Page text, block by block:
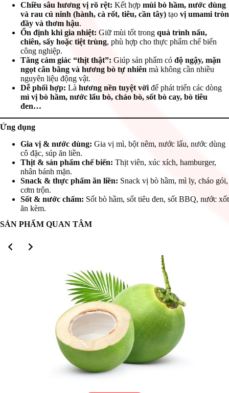
Chiều sâu hương vị rõ rệt: Kết hợp mùi bò hầm, nước dùng
và rau củ ninh (hành, cà rốt, tiêu, cần tây) tạo vị umami tròn
đầy và thơm hậu.
Ổn định khi gia nhiệt: Giữ mùi tốt trong quá trình nấu,
chiên, sấy hoặc tiệt trùng, phù hợp cho thực phẩm chế biến
công nghiệp.
Tăng cảm giác “thịt thật”: Giúp sản phẩm có độ ngậy, mặn
ngọt cân bằng và hương bò tự nhiên mà không cần nhiều
nguyên liệu động vật.
Dễ phối hợp: Là hương nền tuyệt vời để phát triển các dòng
mì vị bò hầm, nước lẩu bò, cháo bò, sốt bò cay, bò tiêu
đen…
Ứng dụng
Gia vị & nước dùng: Gia vị mì, bột nêm, nước lẩu, nước dùng
cô đặc, súp ăn liền.
Thịt & sản phẩm chế biến: Thịt viên, xúc xích, hamburger,
nhân bánh mặn.
Snack & thực phẩm ăn liền: Snack vị bò hầm, mì ly, cháo gói,
cơm trộn.
Sốt & nước chấm: Sốt bò hầm, sốt tiêu đen, sốt BBQ, nước xốt
ăn kèm.
SẢN PHẨM QUAN TÂM